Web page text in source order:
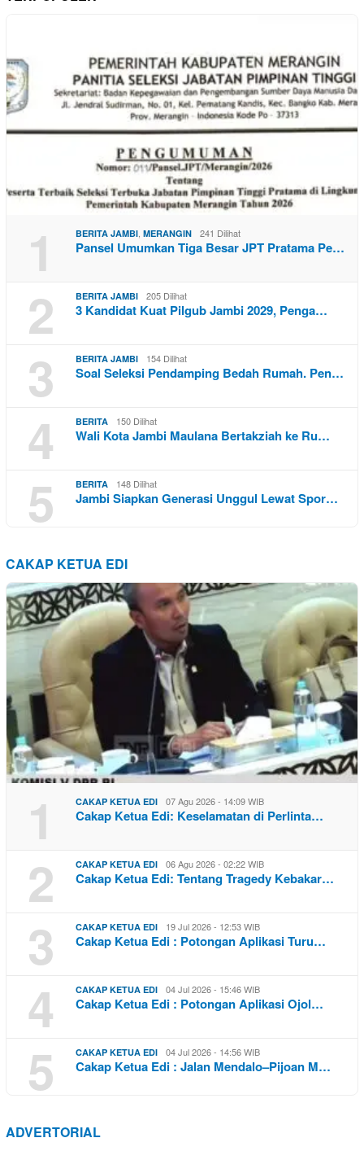
1 BERITA JAMBI MERANGIN 241 Dilihat
Pansel Umumkan Tiga Besar JPT Pratama Pe…
2 BERITA JAMBI 205 Dilihat
3 Kandidat Kuat Pilgub Jambi 2029, Penga…
3 BERITA JAMBI 154 Dilihat
Soal Seleksi Pendamping Bedah Rumah. Pen…
4 BERITA 150 Dilihat
Wali Kota Jambi Maulana Bertakziah ke Ru…
5 BERITA 148 Dilihat
Jambi Siapkan Generasi Unggul Lewat Spor…
CAKAP KETUA EDI
1 CAKAP KETUA EDI 07 Agu 2026 - 14:09 WIB
Cakap Ketua Edi: Keselamatan di Perlinta…
2 CAKAP KETUA EDI 06 Agu 2026 - 02:22 WIB
Cakap Ketua Edi: Tentang Tragedy Kebakar…
3 CAKAP KETUA EDI 19 Jul 2026 - 12:53 WIB
Cakap Ketua Edi : Potongan Aplikasi Turu…
4 CAKAP KETUA EDI 04 Jul 2026 - 15:46 WIB
Cakap Ketua Edi : Potongan Aplikasi Ojol…
5 CAKAP KETUA EDI 04 Jul 2026 - 14:56 WIB
Cakap Ketua Edi : Jalan Mendalo–Pijoan M…
ADVERTORIAL